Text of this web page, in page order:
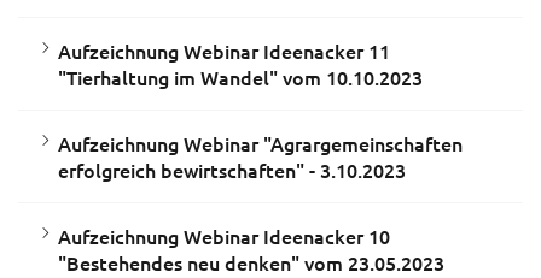
Aufzeichnung Webinar Ideenacker 11
"Tierhaltung im Wandel" vom 10.10.2023
Aufzeichnung Webinar "Agrargemeinschaften
erfolgreich bewirtschaften" - 3.10.2023
Aufzeichnung Webinar Ideenacker 10
"Bestehendes neu denken" vom 23.05.2023